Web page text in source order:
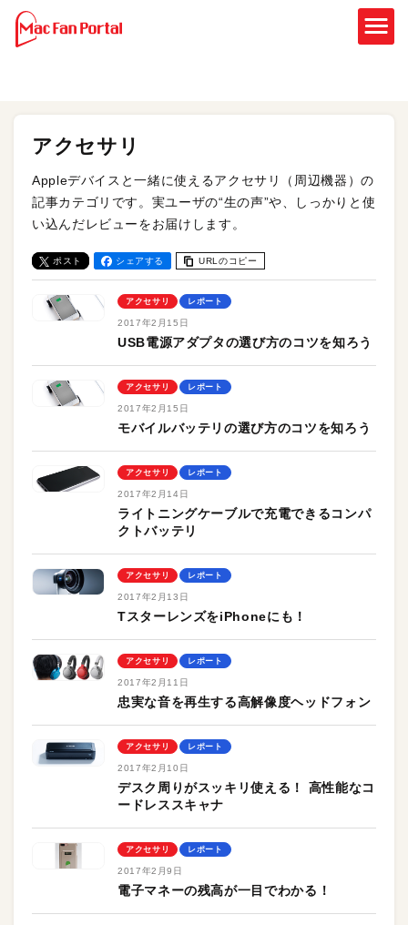
アクセサリ
Appleデバイスと一緒に使えるアクセサリ（周辺機器）の
記事カテゴリです。実ユーザの“生の声”や、しっかりと使
い込んだレビューをお届けします。
ポスト シェアする URLのコピー
アクセサリ レポート
2017年2月15日
USB電源アダプタの選び方のコツを知ろう
アクセサリ レポート
2017年2月15日
モバイルバッテリの選び方のコツを知ろう
アクセサリ レポート
2017年2月14日
ライトニングケーブルで充電できるコンパ
クトバッテリ
アクセサリ レポート
2017年2月13日
TスターレンズをiPhoneにも！
アクセサリ レポート
2017年2月11日
忠実な音を再生する高解像度ヘッドフォン
アクセサリ レポート
2017年2月10日
デスク周りがスッキリ使える！ 高性能なコ
ードレススキャナ
アクセサリ レポート
2017年2月9日
電子マネーの残高が一目でわかる！